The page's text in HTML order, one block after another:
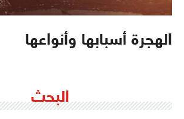
الهجرة أسبابها وأنواعها
البحث